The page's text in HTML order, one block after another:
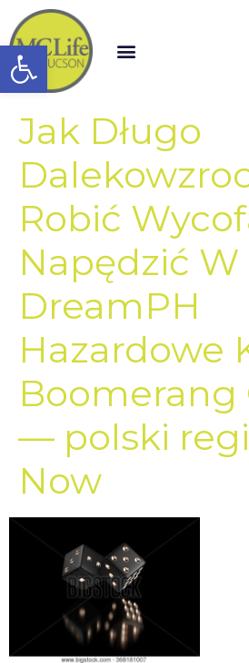
Open toolbar
Jak Długo
Robić
Napędzić W
DreamPH
Hazardowe
Boomerang
— polski
Now